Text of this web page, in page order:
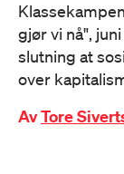
gjør vi nå",
slutning at
over
AvTore